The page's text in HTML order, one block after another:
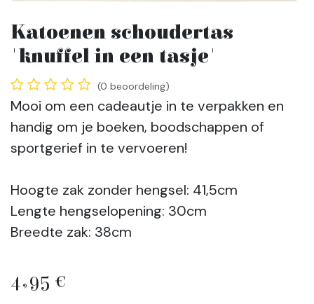
Katoenen schoudertas
'knuffel in een tasje'
(0 beoordeling)
Mooi om een cadeautje in te verpakken en
handig om je boeken, boodschappen of
sportgerief in te vervoeren!
Hoogte zak zonder hengsel: 41,5cm
Lengte hengselopening: 30cm
Breedte zak: 38cm
4,95 €